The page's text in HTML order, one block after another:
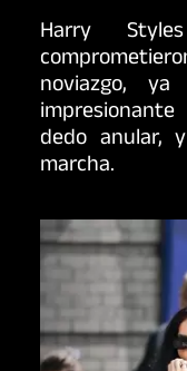
Harry
noviazgo,
dedo anular,
marcha.